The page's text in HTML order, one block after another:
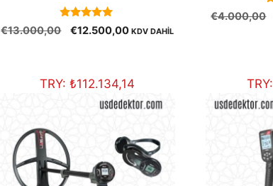
5.00
out of 5
€13.000,00
Orijinal
€12.500,00Şu
KDV DAHİL
€4.000,00
TRY:₺112.134,14 TRY: